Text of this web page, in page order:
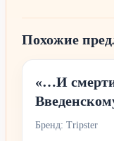
Похожие
«…И
Бренд: Tripster